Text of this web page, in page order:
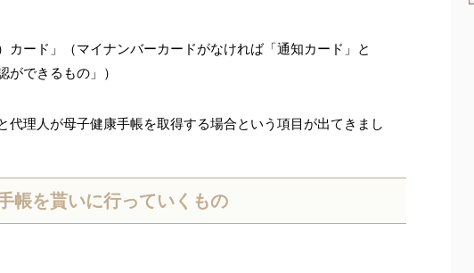
カード」（マイナンバーカードがなければ「通知カード」と
ができるもの」）
代理人が母子健康手帳を取得する場合という項目が出てきまし
帳を貰いに行っていくもの